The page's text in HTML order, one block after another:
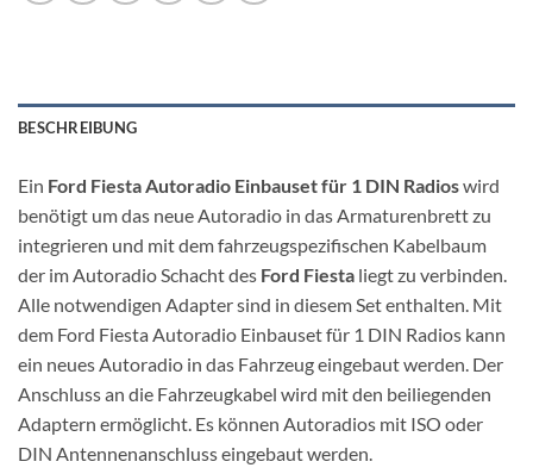
BESCHREIBUNG
Ein Ford Fiesta Autoradio Einbauset für 1 DIN Radioswird
benötigt um das neue Autoradio in das Armaturenbrett zu
integrieren und mit dem fahrzeugspezifischen Kabelbaum
der im Autoradio Schacht des Ford Fiesta liegt zu verbinden.
Alle notwendigen Adapter sind in diesem Set enthalten. Mit
dem Ford Fiesta Autoradio Einbauset für 1 DIN Radios kann
ein neues Autoradio in das Fahrzeug eingebaut werden. Der
Anschluss an die Fahrzeugkabel wird mit den beiliegenden
Adaptern ermöglicht. Es können Autoradios mit ISO oder
DIN Antennenanschluss eingebaut werden.